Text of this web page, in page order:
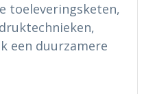
toeleveringsketen,
een duurzamere